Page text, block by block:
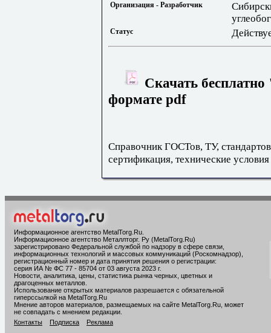
Организация - Разработчик
Статус
Скачать
формате pdf
Справочник ГОСТов, ТУ,
сертификация, технические условия
Информационное агентство MetalTorg.Ru
Информационное агентство Металлторг. Ру (MetalTorg.Ru)
зарегистрировано Федеральной службой по надзору в сфере связи,
информационных технологий и массовых коммуникаций (Роскомнадзор),
регистрационный номер и дата принятия решения о регистрации:
серия ИА № ФС 77 - 85704 от 03 августа 2023 г.
Новости, аналитика, цены, статистика рынка черных, цветных и
драгоценных металлов.
Использование открытых материалов разрешается с обязательной
гиперссылкой на MetalTorg.Ru
Мнение авторов материалов, размещаемых на сайте MetalTorg.Ru, может
не совпадать с мнением редакции.
Контакты
Подписка Реклама